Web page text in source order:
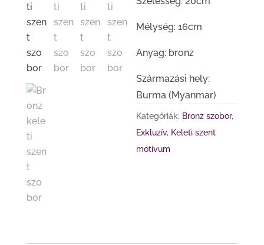
Mélység: 16cm
Anyag: bronz
Származási hely:
Burma (Myanmar)
Kategóriák: Bronz szobor,
Exkluzív, Keleti szent
motívum